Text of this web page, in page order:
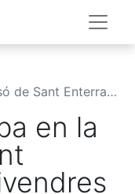
(Divendres Sant)
en la